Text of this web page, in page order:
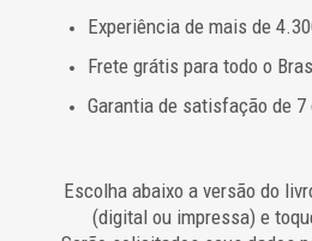
Experiência de mais de
Frete grátis para todo o
Garantia de satisfação de 7
Escolha abaixo a versão do
(digital ou impressa) e